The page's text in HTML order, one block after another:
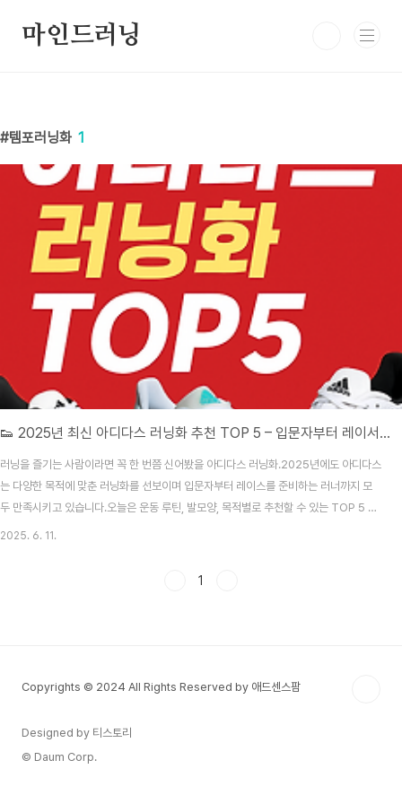
마인드러닝
템포러닝화 1
👟 2025년 최신 아디다스 러닝화 추천 TOP 5 – 입문자부터 레이서까지!
러닝을 즐기는 사람이라면 꼭 한 번쯤 신어봤을 아디다스 러닝화.2025년에도 아디다스
는 다양한 목적에 맞춘 러닝화를 선보이며 입문자부터 레이스를 준비하는 러너까지 모
두 만족시키고 있습니다.오늘은 운동 루틴, 발모양, 목적별로 추천할 수 있는 TOP 5 아
디다스 러닝화를 소개합니다!✅ 추천 리스트 요약 모델추천대상키포인트Adizero Evo
2025. 6. 11.
1
Copyrights © 2024 All Rights Reserved by 애드센스팜
Designed by 티스토리
© Daum Corp.